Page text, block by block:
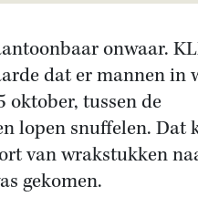
onwaar.
dat er mannen in
oktober, tussen de
lopen snuffelen. Dat
van wrakstukken
gekomen.